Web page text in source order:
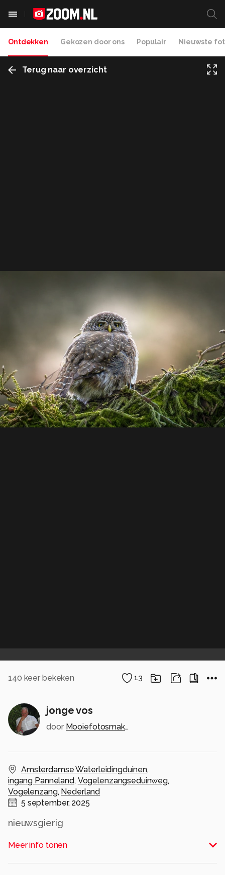
Ontdekken Gekozen door ons Populair Nieuwste
Terug naar overzicht
140 keer bekeken 13
jonge vos
door Mooiefotosmaken123
Amsterdamse Waterleidingduinen,
ingang Panneland, Vogelenzangseduinweg,
Vogelenzang, Nederland
5 september, 2025
nieuwsgierig
Alle rechten voorbehouden
Meer info tonen